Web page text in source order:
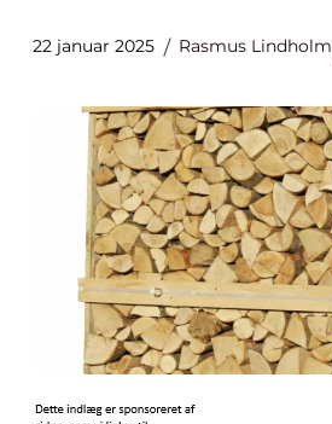
22 januar 2025 Rasmus Lindholm